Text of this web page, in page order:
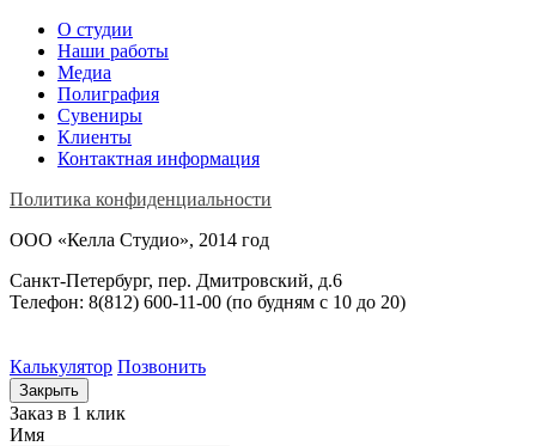
О студии
Наши работы
Медиа
Полиграфия
Сувениры
Клиенты
Контактная информация
Политика конфиденциальности
ООО «Келла Студио», 2014 год
Санкт-Петербург, пер. Дмитровский, д.6
Телефон: 8(812) 600-11-00 (по будням c 10 до 20)
Калькулятор Позвонить
Закрыть
Заказ в 1 клик
Имя